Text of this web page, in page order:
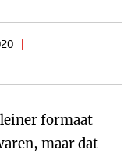
|
formaat
maar dat